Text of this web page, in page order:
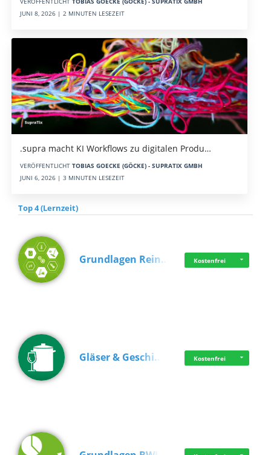
JUNI 8, 2026 | 2 MINUTEN LESEZEIT
.supra macht KI Workflows zu digitalen Produ…
VERÖFFENTLICHT TOBIAS GOECKE (GÖCKE) - SUPRATIX GMBH
JUNI 6, 2026 | 3 MINUTEN LESEZEIT
Top 4 (Lernzeit)
Grundlagen Rein… Kostenfrei
Gläser & Geschi… Kostenfrei